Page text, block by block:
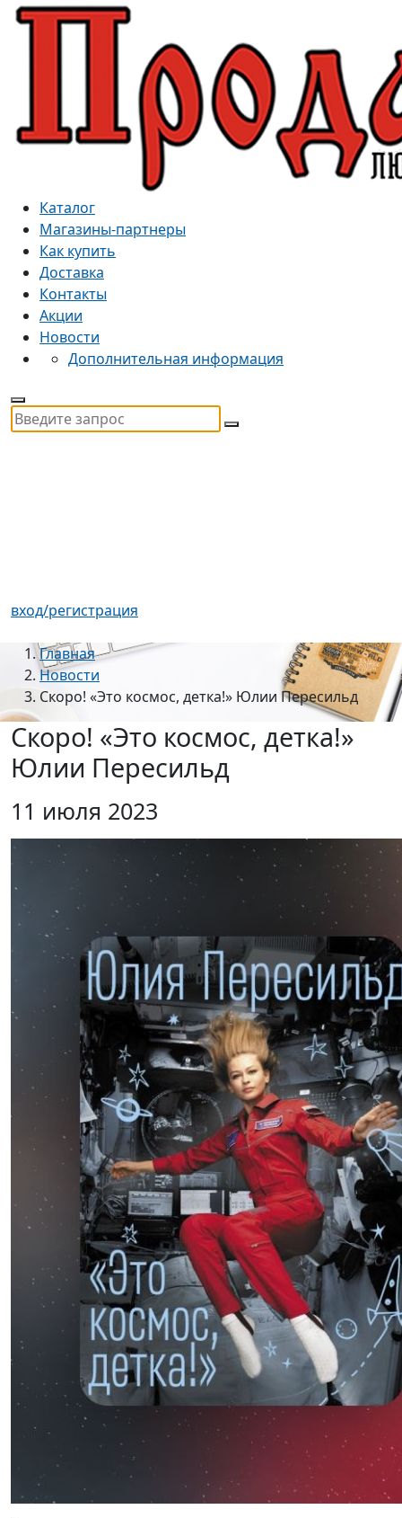
Каталог
Магазины-партнеры
Как купить
Доставка
Контакты
Акции
Новости
Дополнительная информация
вход/регистрация
Главная
Новости
Скоро! «Это космос, детка!» Юлии Пересильд
Скоро! «Это космос, детка!»
Юлии Пересильд
11 июля 2023